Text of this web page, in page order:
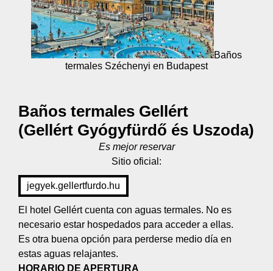
Baños
termales Széchenyi en Budapest
Baños termales Gellért
(Gellért Gyógyfürdő és Uszoda)
Es mejor reservar
Sitio oficial:
jegyek.gellertfurdo.hu
El hotel Gellért cuenta con aguas termales. No es
necesario estar hospedados para acceder a ellas.
Es otra buena opción para perderse medio día en
estas aguas relajantes.
HORARIO DE APERTURA